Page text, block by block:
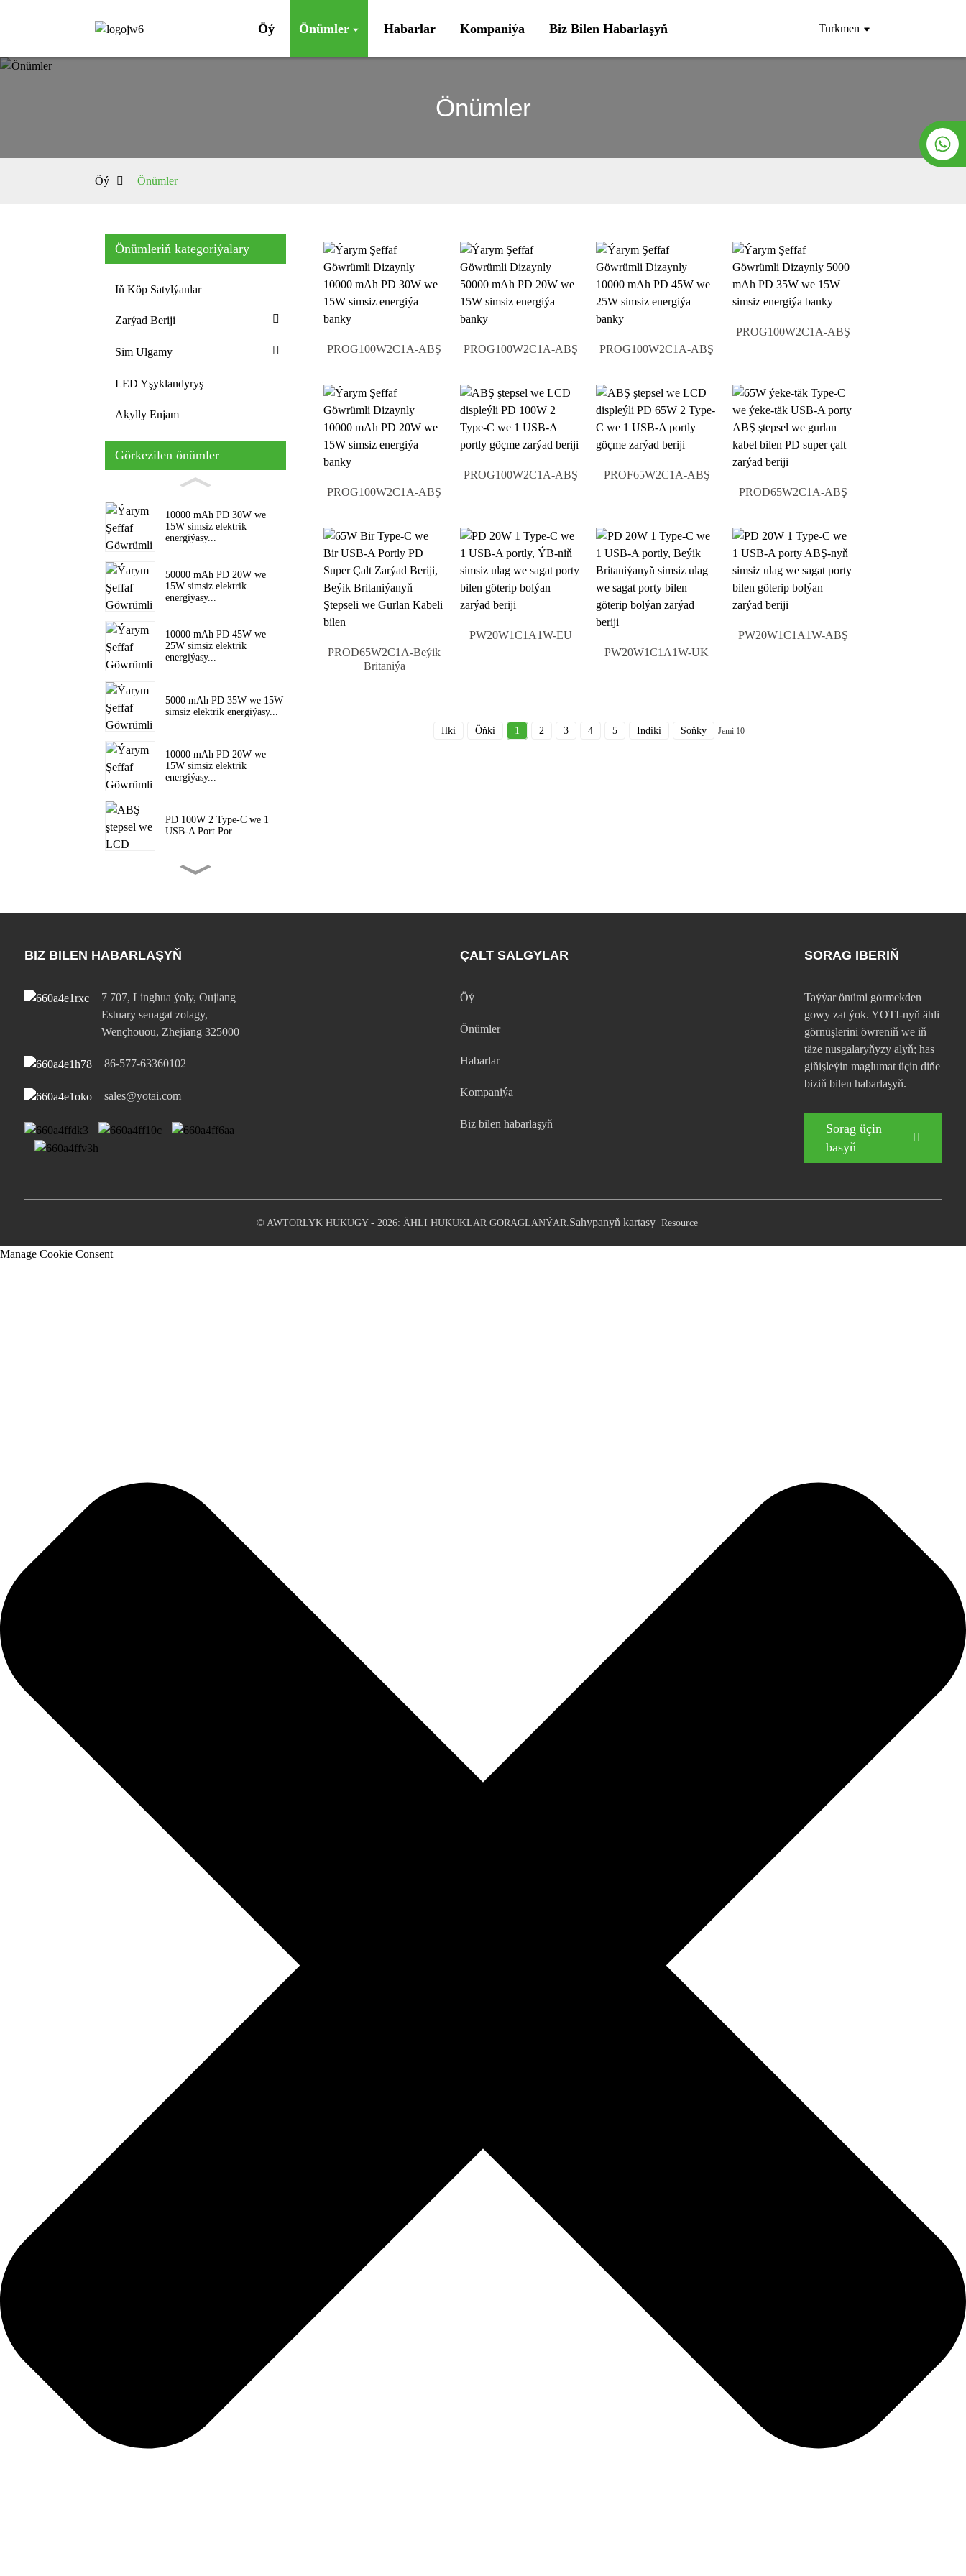
Öý Önümler Habarlar Kompaniýa Biz Bilen Habarlaşyň Turkmen
Önümler
Öý Önümler
Önümleriň kategoriýalary
Iň Köp Satylýanlar
Zarýad Beriji
Sim Ulgamy
LED Yşyklandyryş
Akylly Enjam
Görkezilen önümler
10000 mAh PD 30W we
15W simsiz elektrik
energiýasy...
50000 mAh PD 20W we
15W simsiz elektrik
energiýasy...
10000 mAh PD 45W we
25W simsiz elektrik
energiýasy...
5000 mAh PD 35W we 15W
simsiz elektrik energiýasy...
10000 mAh PD 20W we
15W simsiz elektrik
energiýasy...
PD 100W 2 Type-C we 1
USB-A Port Por...
ýeke-täk USB-A Po...
65W ýeke-täk Type-C we
ýeke-täk USB-A Po...
PD 20W 1 Type-C we 1
USB-A port porty...
PROG100W2C1A-ABŞ PROG100W2C1A-ABŞ PROG100W2C1A-ABŞ
PROG100W2C1A-ABŞ
PROG100W2C1A-ABŞ
PROG100W2C1A-ABŞ
PROF65W2C1A-ABŞ
PROD65W2C1A-ABŞ
PROD65W2C1A-Beýik
Britaniýa
PW20W1C1A1W-EU
PW20W1C1A1W-UK
PW20W1C1A1W-ABŞ
Ilki Öňki 1 2 3 4 5 Indiki Soňky Jemi 10
BIZ BILEN HABARLAŞYŇ
7 707, Linghua ýoly, Oujiang
Estuary senagat zolagy,
Wençhouou, Zhejiang 325000
86-577-63360102
sales@yotai.com
ÇALT SALGYLAR
Öý
Önümler
Habarlar
Kompaniýa
Biz bilen habarlaşyň
SORAG IBERIŇ
Taýýar önümi görmekden
gowy zat ýok. YOTI-nyň ähli
görnüşlerini öwreniň we iň
täze nusgalaryňyzy alyň; has
giňişleýin maglumat üçin diňe
biziň bilen habarlaşyň.
Sorag üçin
basyň
© AWTORLYK HUKUGY - 2026: ÄHLI HUKUKLAR GORAGLANÝAR. Sahypanyň kartasy Resource
Manage Cookie Consent